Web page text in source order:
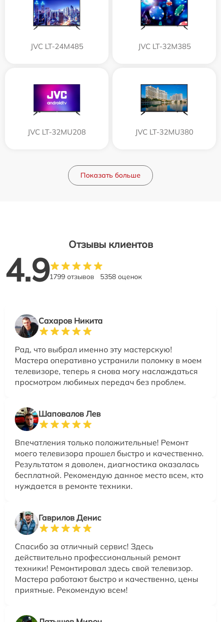
JVC LT-24M485 JVC LT-32M385
JVC LT-32MU208 JVC LT-32MU380
Показать больше
Отзывы клиентов
4.91799 отзывов 5358 оценок
Сахаров Никита
Рад, что выбрал именно эту мастерскую!
Мастера оперативно устранили поломку в моем
телевизоре, теперь я снова могу наслаждаться
просмотром любимых передач без проблем.
Шаповалов Лев
Впечатления только положительные! Ремонт
моего телевизора прошел быстро и качественно.
Результатом я доволен, диагностика оказалась
бесплатной. Рекомендую данное место всем, кто
нуждается в ремонте техники.
Гаврилов Денис
Спасибо за отличный сервис! Здесь
действительно профессиональный ремонт
техники! Ремонтировал здесь свой телевизор.
Мастера работают быстро и качественно, цены
приятные. Рекомендую всем!